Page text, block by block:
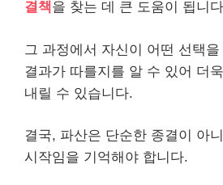
결책을 찾는 데 큰 도움이 됩니
그 과정에서 자신이 어떤 선택
결과가 따를지를 알 수 있어 더
내릴 수 있습니다.
결국, 파산은 단순한 종결이 아
시작임을 기억해야 합니다.